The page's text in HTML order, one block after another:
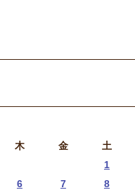
木 金 土
1
6 7
8